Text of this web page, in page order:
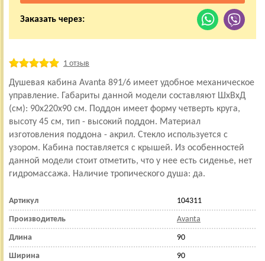
Заказать через:
1 отзыв
Душевая кабина Avanta 891/6 имеет удобное механическое
управление. Габариты данной модели составляют ШхВхД
(см): 90x220x90 см. Поддон имеет форму четверть круга,
высоту 45 см, тип - высокий поддон. Материал
изготовления поддона - акрил. Стекло используется с
узором. Кабина поставляется с крышей. Из особенностей
данной модели стоит отметить, что у нее есть сиденье, нет
гидромассажа. Наличие тропического душа: да.
Артикул 104311
Производитель Avanta
Длина 90
Ширина 90